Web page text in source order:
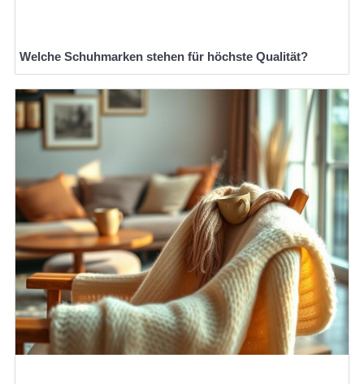
Welche Schuhmarken stehen für höchste Qualität?